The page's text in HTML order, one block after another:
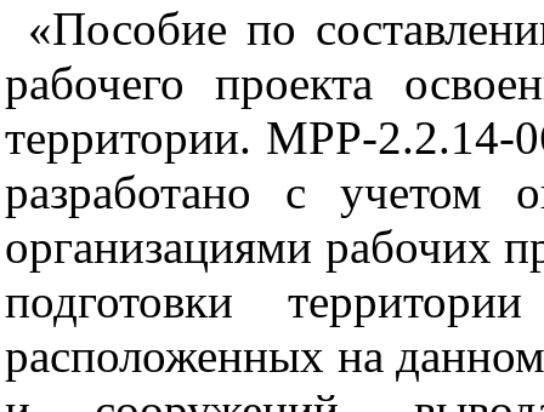
«Пособие по
рабочего проекта
территории. МРР-2.2.14-
разработано с учетом
организациями рабочих
подготовки
расположенных на